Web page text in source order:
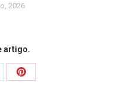
2026
artigo.
Share